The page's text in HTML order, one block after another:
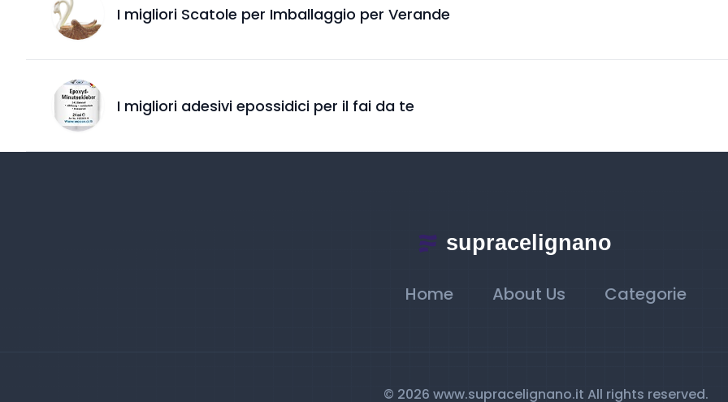
I migliori Scatole per Imballaggio per Verande
I migliori adesivi epossidici per il fai da te
Home About Us Categorie
© 2026 www.supracelignano.it All rights reserved.